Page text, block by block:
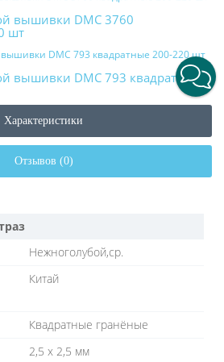
вышивки DMC 3760
шт
вышивки DMC 793 квадратные
Характеристики
Отзывов (0)
Нежноголубой,ср.
Китай
Квадратные гранёные
2,5 х 2,5 мм